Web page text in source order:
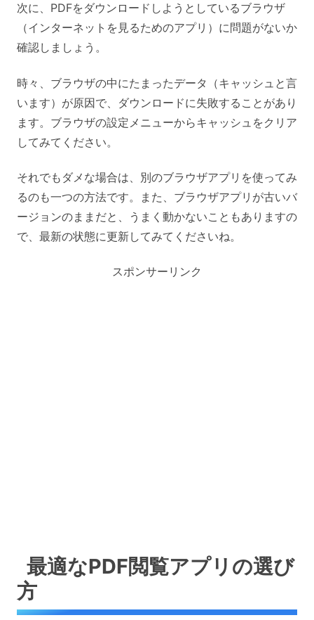
次に、PDFをダウンロードしようとしているブラウザ
（インターネットを見るためのアプリ）に問題がないか
確認しましょう。
時々、ブラウザの中にたまったデータ（キャッシュと言
います）が原因で、ダウンロードに失敗することがあり
ます。ブラウザの設定メニューからキャッシュをクリア
してみてください。
それでもダメな場合は、別のブラウザアプリを使ってみ
るのも一つの方法です。また、ブラウザアプリが古いバ
ージョンのままだと、うまく動かないこともありますの
で、最新の状態に更新してみてくださいね。
スポンサーリンク
最適なPDF閲覧アプリの選び
方